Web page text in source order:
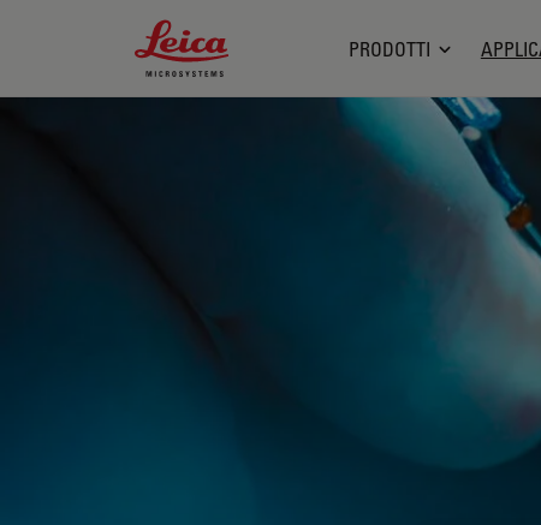
Leica Microsystems Logo
PRODOTTI